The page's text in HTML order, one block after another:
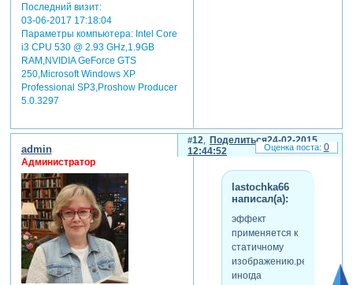
Последний визит:
03-06-2017 17:18:04
Параметры компьютера:Intel Core
i3 CPU 530 @ 2.93 GHz,1.9GB
RAM,NVIDIA GeForce GTS
250,Microsoft Windows XP
Professional SP3,Proshow Producer
5.0.3297
Поделиться
12
24-02-2015
12:44:52
admin
Администратор
lastochka66
написал(а):
эффект
применяется к
статичному
изображению.результат
иногда
0